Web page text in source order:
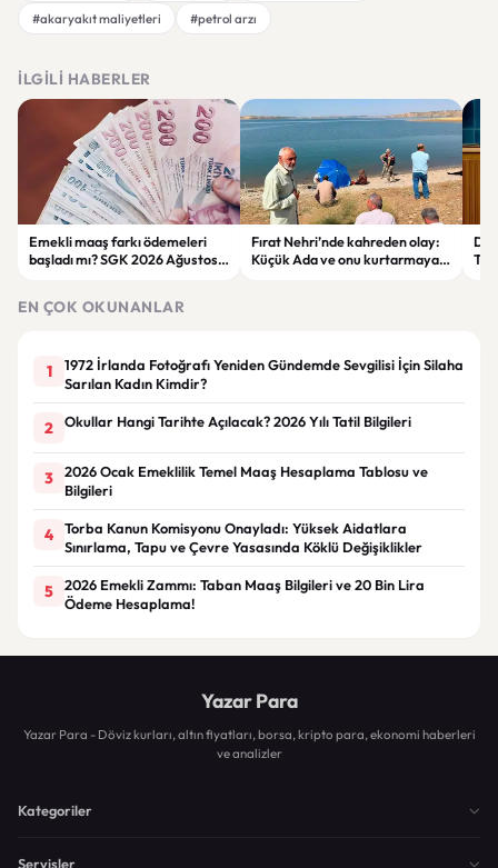
#akaryakıt maliyetleri
#petrol arzı
İLGILI HABERLER
Emekli maaş farkı ödemeleri
başladı mı? SGK 2026 Ağustos
Fırat Nehri’nde kahreden olay:
Küçük Ada ve onu kurtarmaya
EN ÇOK OKUNANLAR
1
1972 İrlanda Fotoğrafı Yeniden Gündemde Sevgilisi İçin Silaha
Sarılan Kadın Kimdir?
2 Okullar Hangi Tarihte Açılacak? 2026 Yılı Tatil Bilgileri
3
2026 Ocak Emeklilik Temel Maaş Hesaplama Tablosu ve
Bilgileri
4
Torba Kanun Komisyonu Onayladı: Yüksek Aidatlara
Sınırlama, Tapu ve Çevre Yasasında Köklü Değişiklikler
5
2026 Emekli Zammı: Taban Maaş Bilgileri ve 20 Bin Lira
Ödeme Hesaplama!
Yazar Para
Yazar Para - Döviz kurları, altın fiyatları, borsa, kripto para, ekonomi haberleri
ve analizler
Kategoriler
Servisler